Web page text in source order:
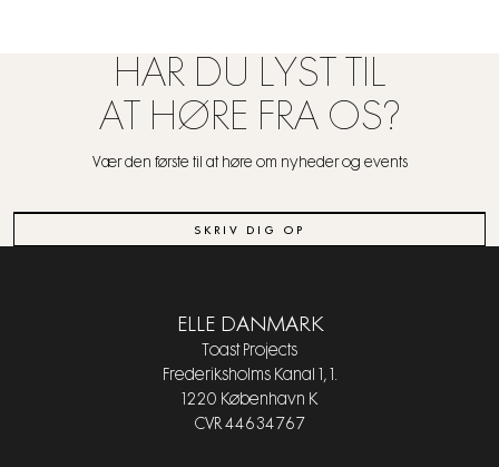
HAR DU LYST TIL
AT HØRE FRA OS?
Vær den første til at høre om nyheder og events
SKRIV DIG OP
ELLE DANMARK
Toast Projects
Frederiksholms Kanal 1, 1.
1220 København K
CVR 44634767